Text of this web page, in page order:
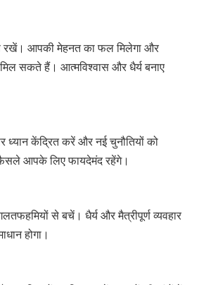
रखें। आपकी मेहनत का फल मिलेगा और
सकते हैं। आत्मविश्वास और धैर्य बनाए
ध्यान केंद्रित करें और नई चुनौतियों को
आपके लिए फायदेमंद रहेंगे।
से बचें। धैर्य और मैत्रीपूर्ण व्यवहार
होगा।